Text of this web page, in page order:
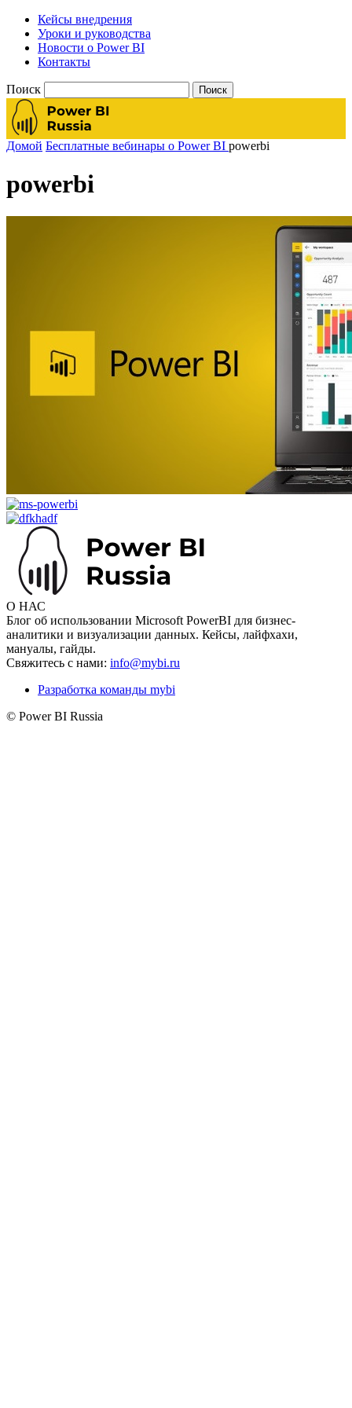
Кейсы внедрения
Уроки и руководства
Новости о Power BI
Контакты
Поиск
Домой Бесплатные вебинары о Power BI powerbi
powerbi
О НАС
Блог об использовании Microsoft PowerBI для бизнес-
аналитики и визуализации данных. Кейсы, лайфхахи,
мануалы, гайды.
Свяжитесь с нами: info@mybi.ru
Разработка команды mybi
© Power BI Russia